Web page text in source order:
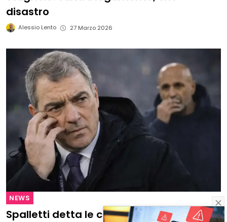
disastro
Alessio Lento 27 Marzo 2026
NEWS
Spalletti detta le condizioni per restare